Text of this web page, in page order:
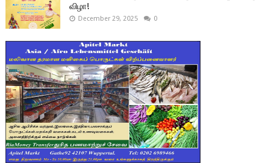
விழா!
December 29, 2025 0